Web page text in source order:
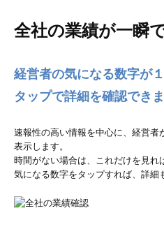
全社の業績が一瞬
経営者の気になる数字が
タップで詳細を確認できま
速報性の高い情報を中心に、経営者
表示します。
時間がない場合は、これだけを見れ
気になる数字をタップすれば、詳細